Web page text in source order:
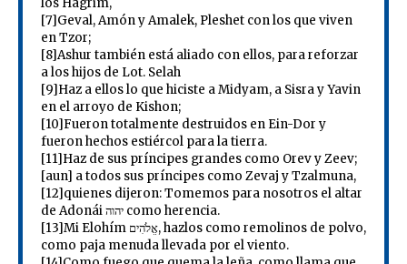
los Hagrim,
[7]Geval, Amón y Amalek, Pleshet con los que viven
en Tzor;
[8]Ashur también está aliado con ellos, para reforzar
a los hijos de Lot. Selah
[9]Haz a ellos lo que hiciste a Midyam, a Sisra y Yavin
en el arroyo de Kishon;
[10]Fueron totalmente destruidos en Ein-Dor y
fueron hechos estiércol para la tierra.
[11]Haz de sus príncipes grandes como Orev y Zeev;
[aun] a todos sus príncipes como Zevaj y Tzalmuna,
[12]quienes dijeron: Tomemos para nosotros el altar
de Adonái יהוה como herencia.
[13]Mi Elohím אֱלֹהִים, hazlos como remolinos de polvo,
como paja menuda llevada por el viento.